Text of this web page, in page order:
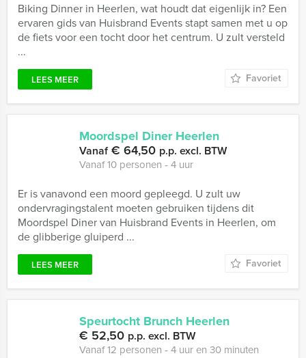
Biking Dinner in Heerlen, wat houdt dat eigenlijk in? Een
ervaren gids van Huisbrand Events stapt samen met u op
de fiets voor een tocht door het centrum. U zult versteld
...
LEES MEER Favoriet
Moordspel Diner Heerlen
Vanaf€ 64,50 p.p. excl. BTW
Vanaf 10 personen ‐ 4 uur
Er is vanavond een moord gepleegd. U zult uw
ondervragingstalent moeten gebruiken tijdens dit
Moordspel Diner van Huisbrand Events in Heerlen, om
de glibberige gluiperd ...
LEES MEER Favoriet
Speurtocht Brunch Heerlen
€ 52,50 p.p. excl. BTW
Vanaf 12 personen ‐ 4 uur en 30 minuten